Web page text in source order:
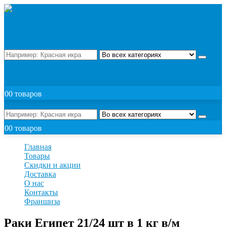
00 товаров
00 товаров
Главная
Товары
Скидки и акции
Доставка
О нас
Контакты
Франшиза
Раки Египет 21/24 шт в 1 кг в/м